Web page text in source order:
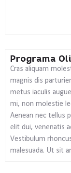
Programa
Cras aliquam
magnis dis
metus iaculis
mi, non molestie
Aenean nec tellus
elit dui, venenatis
Vestibulum
malesuada. Ut sit